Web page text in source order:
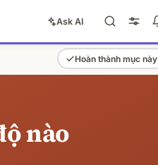
Ask AI
Hoàn thành mục này
nào